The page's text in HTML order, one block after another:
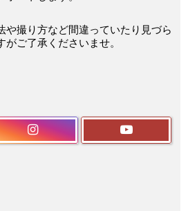
や撮り方など間違っていたり見づら
ご了承くださいませ。